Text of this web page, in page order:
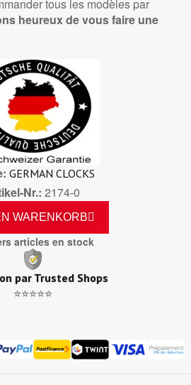
tous les modèles par
heureux de vous faire une
GERMAN CLOCKS
Nr. 2174-0
WARENKORB
articles en stock
par Trusted Shops
⭐⭐⭐⭐⭐